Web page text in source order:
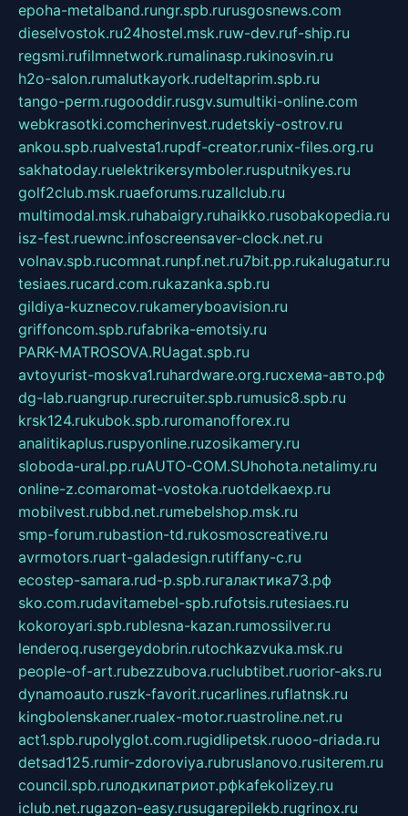
epoha-metalband.rungr.spb.rurusgosnews.com
dieselvostok.ru24hostel.msk.ruw-dev.ruf-ship.ru
regsmi.rufilmnetwork.rumalinasp.rukinosvin.ru
h2o-salon.rumalutkayork.rudeltaprim.spb.ru
tango-perm.rugooddir.rusgv.sumultiki-online.com
webkrasotki.comcherinvest.rudetskiy-ostrov.ru
ankou.spb.rualvesta1.rupdf-creator.runix-files.org.ru
sakhatoday.ruelektrikersymboler.rusputnikyes.ru
golf2club.msk.ruaeforums.ruzallclub.ru
multimodal.msk.ruhabaigry.ruhaikko.rusobakopedia.ru
isz-fest.ruewnc.infoscreensaver-clock.net.ru
volnav.spb.rucomnat.runpf.net.ru7bit.pp.rukalugatur.ru
tesiaes.rucard.com.rukazanka.spb.ru
gildiya-kuznecov.rukameryboavision.ru
griffoncom.spb.rufabrika-emotsiy.ru
PARK-MATROSOVA.RUagat.spb.ru
avtoyurist-moskva1.ruhardware.org.ruсхема-авто.рф
dg-lab.ruangrup.rurecruiter.spb.rumusic8.spb.ru
krsk124.rukubok.spb.ruromanofforex.ru
analitikaplus.ruspyonline.ruzosikamery.ru
sloboda-ural.pp.ruAUTO-COM.SUhohota.netalimy.ru
online-z.comaromat-vostoka.ruotdelkaexp.ru
mobilvest.rubbd.net.rumebelshop.msk.ru
smp-forum.rubastion-td.rukosmoscreative.ru
avrmotors.ruart-galadesign.rutiffany-c.ru
ecostep-samara.rud-p.spb.ruгалактика73.рф
sko.com.rudavitamebel-spb.rufotsis.rutesiaes.ru
kokoroyari.spb.rublesna-kazan.rumossilver.ru
lenderoq.rusergeydobrin.rutochkazvuka.msk.ru
people-of-art.rubezzubova.ruclubtibet.ruorior-aks.ru
dynamoauto.ruszk-favorit.rucarlines.ruflatnsk.ru
kingbolenskaner.rualex-motor.ruastroline.net.ru
act1.spb.rupolyglot.com.rugidlipetsk.ruooo-driada.ru
detsad125.rumir-zdoroviya.rubruslanovo.rusiterem.ru
council.spb.ruлодкипатриот.рфkafekolizey.ru
iclub.net.rugazon-easy.rusugarepilekb.rugrinox.ru